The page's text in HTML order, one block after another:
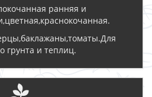
ранняя и
грунта и теплиц.